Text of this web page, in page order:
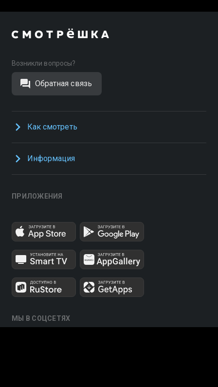
Возникли вопросы?
Обратная связь
Как смотреть
Информация
ПРИЛОЖЕНИЯ
МЫ В СОЦСЕТЯХ